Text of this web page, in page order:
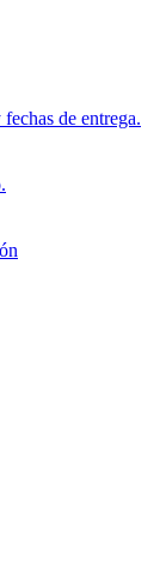
de entrega.